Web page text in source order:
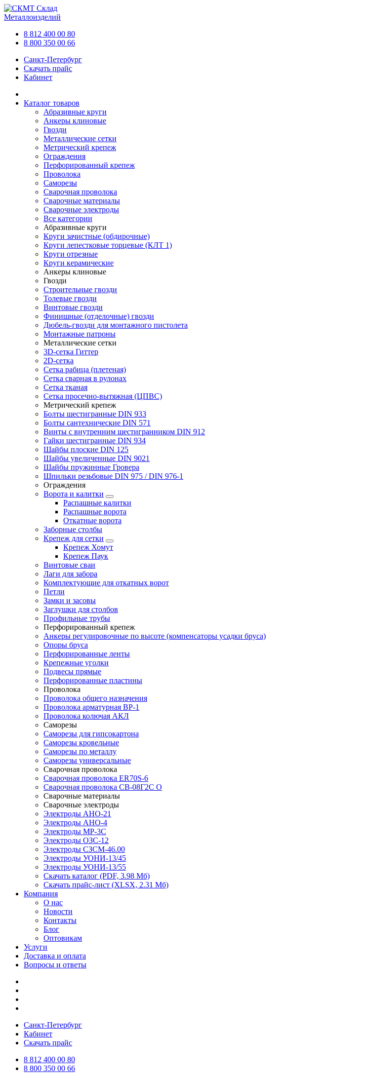
Склад
Металлоизделий
8 812 400 00 80
8 800 350 00 66
Санкт-Петербург
Скачать прайс
Кабинет
Каталог товаров
Абразивные круги
Анкеры клиновые
Гвозди
Металлические сетки
Метрический крепеж
Ограждения
Перфорированный крепеж
Проволока
Саморезы
Сварочная проволока
Сварочные материалы
Сварочные электроды
Все категории
Абразивные круги
Круги зачистные (обдирочные)
Круги лепестковые торцевые (КЛТ 1)
Круги отрезные
Круги керамические
Анкеры клиновые
Гвозди
Строительные гвозди
Толевые гвозди
Винтовые гвозди
Финишные (отделочные) гвозди
Дюбель-гвозди для монтажного пистолета
Монтажные патроны
Металлические сетки
3D-сетка Гиттер
2D-сетка
Сетка рабица (плетеная)
Сетка сварная в рулонах
Сетка тканая
Сетка просечно-вытяжная (ЦПВС)
Метрический крепеж
Болты шестигранные DIN 933
Болты сантехнические DIN 571
Винты с внутренним шестигранником DIN 912
Гайки шестигранные DIN 934
Шайбы плоские DIN 125
Шайбы увеличенные DIN 9021
Шайбы пружинные Гровера
Шпильки резьбовые DIN 975 / DIN 976-1
Ограждения
Ворота и калитки
Распашные калитки
Распашные ворота
Откатные ворота
Заборные столбы
Крепеж для сетки
Крепеж Хомут
Крепеж Паук
Винтовые сваи
Лаги для забора
Комплектующие для откатных ворот
Петли
Замки и засовы
Заглушки для столбов
Профильные трубы
Перфорированный крепеж
Анкеры регулировочные по высоте (компенсаторы усадки бруса)
Опоры бруса
Перфорированные ленты
Крепежные уголки
Подвесы прямые
Перфорированные пластины
Проволока
Проволока общего назначения
Проволока арматурная ВР-1
Проволока колючая АКЛ
Саморезы
Саморезы для гипсокартона
Саморезы кровельные
Саморезы по металлу
Саморезы универсальные
Сварочная проволока
Сварочная проволока ER70S-6
Сварочная проволока СВ-08Г2С О
Сварочные материалы
Сварочные электроды
Электроды АНО-21
Электроды АНО-4
Электроды МР-3С
Электроды ОЗС-12
Электроды СЗСМ-46.00
Электроды УОНИ-13/45
Электроды УОНИ-13/55
Скачать каталог (PDF, 3.98 Мб)
Скачать прайс-лист (XLSX, 2.31 Мб)
Компания
О нас
Новости
Контакты
Блог
Оптовикам
Услуги
Доставка и оплата
Вопросы и ответы
Санкт-Петербург
Кабинет
Скачать прайс
8 812 400 00 80
8 800 350 00 66